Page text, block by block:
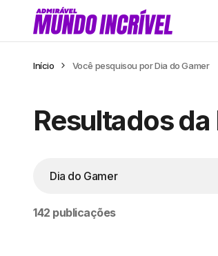
Início Você pesquisou por Dia do Gamer
Resultados da
142 publicações